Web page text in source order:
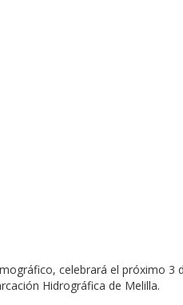
celebrará el próximo 3
Hidrográfica de Melilla.